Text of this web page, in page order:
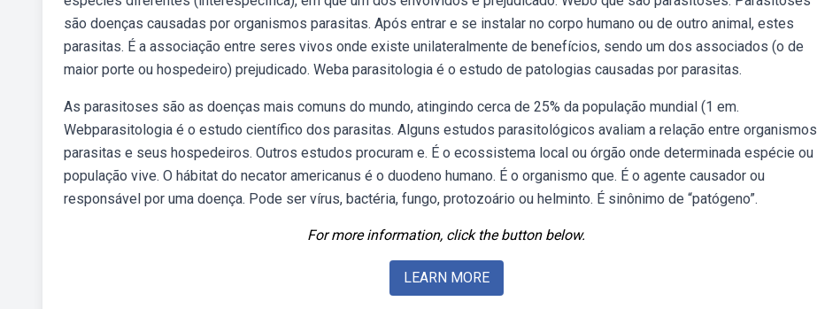
são doenças causadas por organismos parasitas. Após entrar e se instalar no corpo humano ou de outro animal, estes
parasitas. É a associação entre seres vivos onde existe unilateralmente de benefícios, sendo um dos associados (o de
maior porte ou hospedeiro) prejudicado. Weba parasitologia é o estudo de patologias causadas por parasitas.
As parasitoses são as doenças mais comuns do mundo, atingindo cerca de 25% da população mundial (1 em.
Webparasitologia é o estudo científico dos parasitas. Alguns estudos parasitológicos avaliam a relação entre organismos
parasitas e seus hospedeiros. Outros estudos procuram e. É o ecossistema local ou órgão onde determinada espécie ou
população vive. O hábitat do necator americanus é o duodeno humano. É o organismo que. É o agente causador ou
responsável por uma doença. Pode ser vírus, bactéria, fungo, protozoário ou helminto. É sinônimo de “patógeno”.
For more information, click the button below.
LEARN MORE